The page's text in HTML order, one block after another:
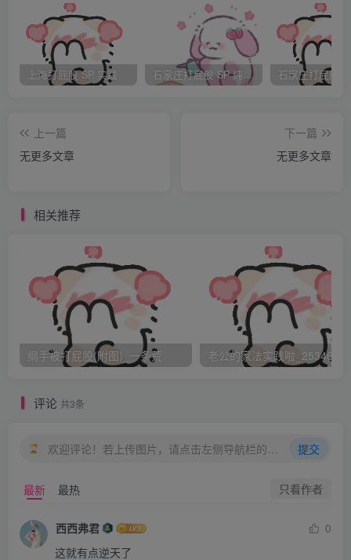
上海打屁股 SP 实践 石家庄打屁股 SP 纯实践
上一篇
无更多文章
下一篇
无更多文章
相关推荐
纲手被打屁股(附图)_一条荒 老公的家法实践啦
评论 共3条
欢迎评论！若上传图片，请点击左侧导航栏的图床工具，获取图片链接。 提交
最新 最热 只看作者
西西弗君
0
这就有点逆天了